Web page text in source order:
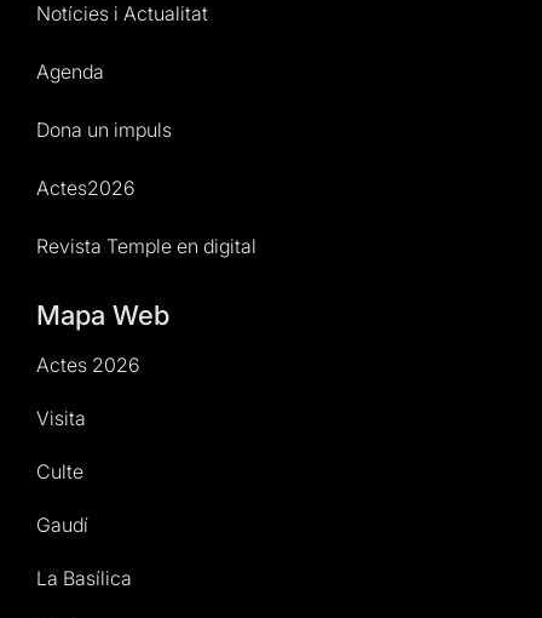
Notícies i Actualitat
Agenda
Dona un impuls
Actes2026
Revista Temple en digital
Mapa Web
Actes 2026
Visita
Culte
Gaudí
La Basílica